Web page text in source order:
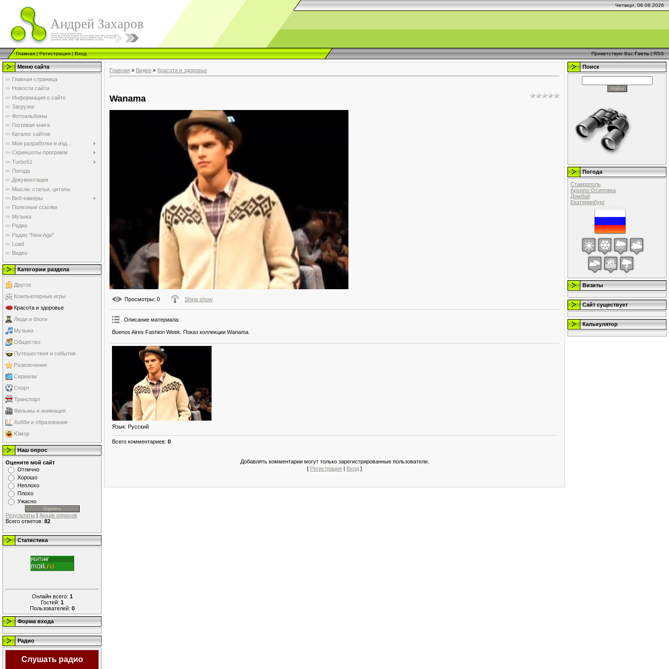
Четверг, 06.08.2026
Андрей Захаров
Главная|Регистрация|Вход Приветствую Вас Гость|RSS
Меню сайта
Главная страница
Новости сайта
Информация о сайте
Загрузки
Фотоальбомы
Гостевая книга
Каталог сайтов
Мои разработки и изд...
Скриншоты программ
Turbo51
Погода
Документация
Мысли, статьи, цитаты
Веб-камеры
Полезные ссылки
Музыка
Радио
Радио "New Age"
Load
Видео
Категории раздела
Другое
Компьютерные игры
Красота и здоровье
Люди и блоги
Музыка
Общество
Путешествия и события
Развлечения
Сериалы
Спорт
Транспорт
Фильмы и анимация
Хобби и образование
Юмор
Наш опрос
Оцените мой сайт
Отлично
Хорошо
Неплохо
Плохо
Ужасно
Результаты | Архив опросов
Всего ответов: 82
Статистика
Онлайн всего: 1
Гостей: 1
Пользователей: 0
Форма входа
Радио
Слушать радио
Главная » Видео » Красота и здоровье
Wanama
Просмотры: 0 Shine show
Описание материала:
Buenos Aires Fashion Week. Показ коллекции Wanama.
Язык: Русский
Всего комментариев: 0
Добавлять комментарии могут только зарегистрированные пользователи.
[ Регистрация | Вход ]
Поиск
Погода
Ставрополь
Архипо-Осиповка
Домбай
Екатеринбург
Визиты
Сайт существует
Калькулятор